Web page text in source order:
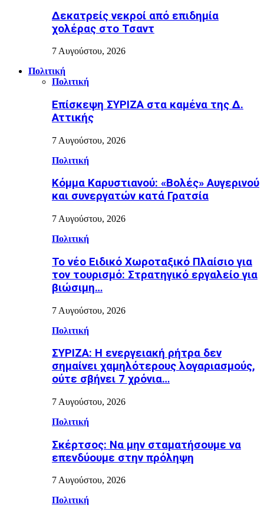
Δεκατρείς νεκροί από επιδημία
χολέρας στο Τσαντ
7 Αυγούστου, 2026
Πολιτική
Πολιτική
Επίσκεψη ΣΥΡΙΖΑ στα καμένα της Δ.
Αττικής
7 Αυγούστου, 2026
Πολιτική
Κόμμα Καρυστιανού: «Βολές» Αυγερινού
και συνεργατών κατά Γρατσία
7 Αυγούστου, 2026
Πολιτική
Το νέο Ειδικό Χωροταξικό Πλαίσιο για
τον τουρισμό: Στρατηγικό εργαλείο για
βιώσιμη…
7 Αυγούστου, 2026
Πολιτική
ΣΥΡΙΖΑ: Η ενεργειακή ρήτρα δεν
σημαίνει χαμηλότερους λογαριασμούς,
ούτε σβήνει 7 χρόνια…
7 Αυγούστου, 2026
Πολιτική
Σκέρτσος: Να μην σταματήσουμε να
επενδύουμε στην πρόληψη
7 Αυγούστου, 2026
Πολιτική